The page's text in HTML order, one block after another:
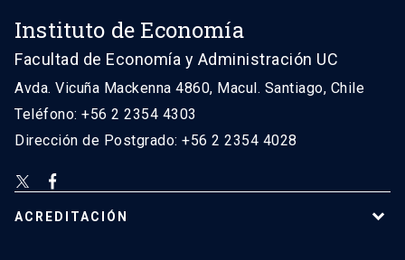
Instituto de Economía
Facultad de Economía y Administración UC
Avda. Vicuña Mackenna 4860, Macul. Santiago, Chile
Teléfono: +56 2 2354 4303
Dirección de Postgrado: +56 2 2354 4028
ACREDITACIÓN